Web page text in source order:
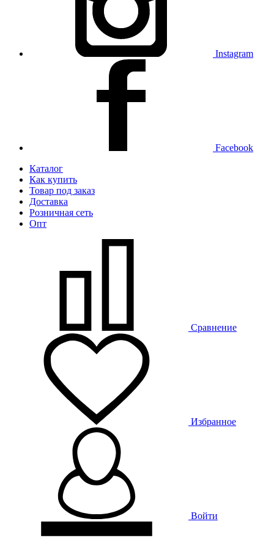
Instagram
Facebook
Каталог
Как купить
Товар под заказ
Доставка
Розничная сеть
Опт
Сравнение
Избранное
Войти